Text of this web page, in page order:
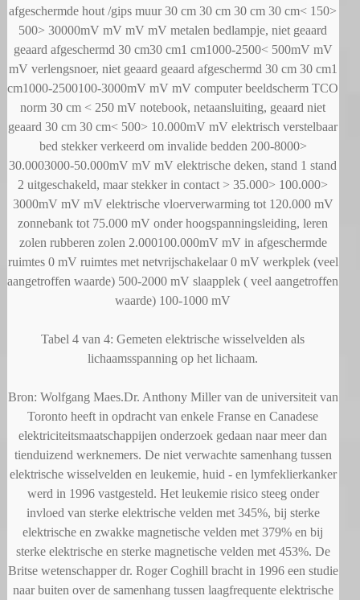
afgeschermde hout /gips muur 30 cm 30 cm 30 cm 30 cm< 150>
500> 30000mV mV mV mV metalen bedlampje, niet geaard
geaard afgeschermd 30 cm30 cm1 cm1000-2500< 500mV mV
mV verlengsnoer, niet geaard geaard afgeschermd 30 cm 30 cm1
cm1000-2500100-3000mV mV mV computer beeldscherm TCO
norm 30 cm < 250 mV notebook, netaansluiting, geaard niet
geaard 30 cm 30 cm< 500> 10.000mV mV elektrisch verstelbaar
bed stekker verkeerd om invalide bedden 200-8000>
30.0003000-50.000mV mV mV elektrische deken, stand 1 stand
2 uitgeschakeld, maar stekker in contact > 35.000> 100.000>
3000mV mV mV elektrische vloerverwarming tot 120.000 mV
zonnebank tot 75.000 mV onder hoogspanningsleiding, leren
zolen rubberen zolen 2.000100.000mV mV in afgeschermde
ruimtes 0 mV ruimtes met netvrijschakelaar 0 mV werkplek (veel
aangetroffen waarde) 500-2000 mV slaapplek ( veel aangetroffen
waarde) 100-1000 mV
Tabel 4 van 4: Gemeten elektrische wisselvelden als
lichaamsspanning op het lichaam.
Bron: Wolfgang Maes.Dr. Anthony Miller van de universiteit van
Toronto heeft in opdracht van enkele Franse en Canadese
elektriciteitsmaatschappijen onderzoek gedaan naar meer dan
tienduizend werknemers. De niet verwachte samenhang tussen
elektrische wisselvelden en leukemie, huid - en lymfeklierkanker
werd in 1996 vastgesteld. Het leukemie risico steeg onder
invloed van sterke elektrische velden met 345%, bij sterke
elektrische en zwakke magnetische velden met 379% en bij
sterke elektrische en sterke magnetische velden met 453%. De
Britse wetenschapper dr. Roger Coghill bracht in 1996 een studie
naar buiten over de samenhang tussen laagfrequente elektrische